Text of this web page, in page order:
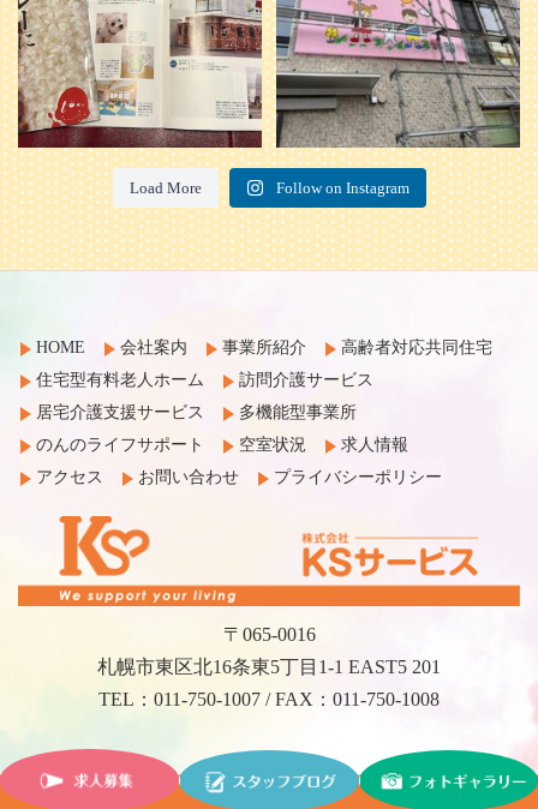
Load More Follow on Instagram
HOME 会社案内 事業所紹介
高齢者対応共同住宅
住宅型有料老人ホーム
訪問介護サービス
居宅介護支援サービス
多機能型事業所
のんのライフサポート
空室状況
求人情報
アクセス
お問い合わせ プライバシーポリシー
〒065-0016
札幌市東区北16条東5丁目1-1 EAST5 201
TEL：011-750-1007 / FAX：011-750-1008
©2017 KS Service